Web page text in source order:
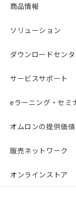
商品情報
ソリューション
ダウンロードセンタ
サービスサポート
eラーニング・セミ
オムロンの提供価値
販売ネットワーク
オンラインストア